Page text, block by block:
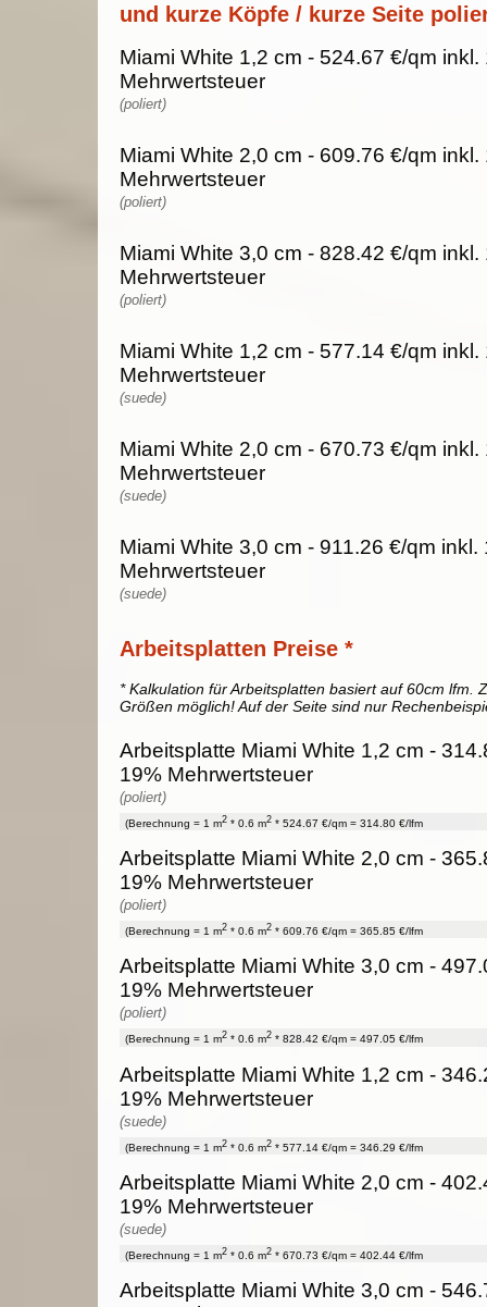
und kurze Köpfe / kurze Seite
Miami White 1,2 cm - 524.67 €/qm inkl.
Mehrwertsteuer
(poliert)
Miami White 2,0 cm - 609.76 €/qm inkl.
Mehrwertsteuer
(poliert)
Miami White 3,0 cm - 828.42 €/qm inkl.
Mehrwertsteuer
(poliert)
Miami White 1,2 cm - 577.14 €/qm inkl.
Mehrwertsteuer
(suede)
Miami White 2,0 cm - 670.73 €/qm inkl.
Mehrwertsteuer
(suede)
Miami White 3,0 cm - 911.26 €/qm inkl.
Mehrwertsteuer
(suede)
Arbeitsplatten Preise *
* Kalkulation für Arbeitsplatten basiert auf 60cm lfm.
Größen möglich! Auf der Seite sind nur
Arbeitsplatte Miami White 1,2 cm -
19% Mehrwertsteuer
(poliert)
(Berechnung = 1 m2 * 0.6 m2 * 524.67 €/qm = 314.80 €/lfm
Arbeitsplatte Miami White 2,0 cm -
19% Mehrwertsteuer
(poliert)
(Berechnung = 1 m2 * 0.6 m2 * 609.76 €/qm = 365.85 €/lfm
Arbeitsplatte Miami White 3,0 cm -
19% Mehrwertsteuer
(poliert)
(Berechnung = 1 m2 * 0.6 m2 * 828.42 €/qm = 497.05 €/lfm
Arbeitsplatte Miami White 1,2 cm -
19% Mehrwertsteuer
(suede)
(Berechnung = 1 m2 * 0.6 m2 * 577.14 €/qm = 346.29 €/lfm
Arbeitsplatte Miami White 2,0 cm -
19% Mehrwertsteuer
(suede)
(Berechnung = 1 m2 * 0.6 m2 * 670.73 €/qm = 402.44 €/lfm
Arbeitsplatte Miami White 3,0 cm -